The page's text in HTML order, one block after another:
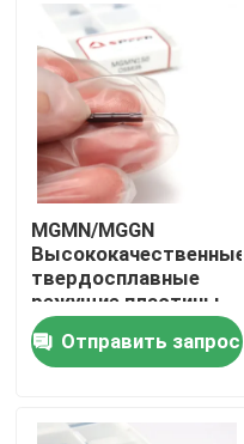
Главная страница
Продукция
Ролики
MGMN/MGGN
Высококачественные
твердосплавные
режущие пластины
для токарной
обработки с ЧПУ
Отправить запрос